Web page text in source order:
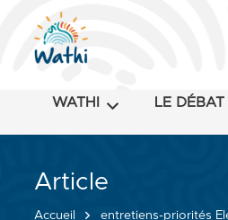
WATHI LE DÉBAT
Article
Accueil entretiens-priorités